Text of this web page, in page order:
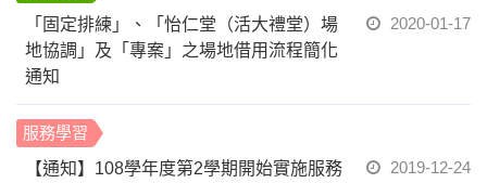
「固定排練」、「怡仁堂（活大禮堂）場
地協調」及「專案」之場地借用流程簡化
通知
2020-01-17
服務學習
【通知】108學年度第2學期開始實施服務
2019-12-24